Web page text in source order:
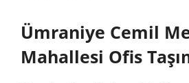
Ümraniye Cemil
Mahallesi Ofis